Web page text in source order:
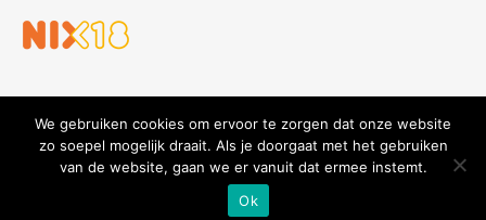
Slijterij en Wijnhandel Gouders
Algemene voorwaarden
We gebruiken cookies om ervoor te zorgen dat onze website
zo soepel mogelijk draait. Als je doorgaat met het gebruiken
van de website, gaan we er vanuit dat ermee instemt.
Ok